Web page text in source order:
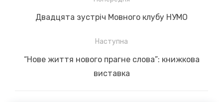
записів
Previous
Двадцята зустріч Мовного клубу НУМО
Наступна
Next
“Нове життя нового прагне слова”: книжкова
виставка